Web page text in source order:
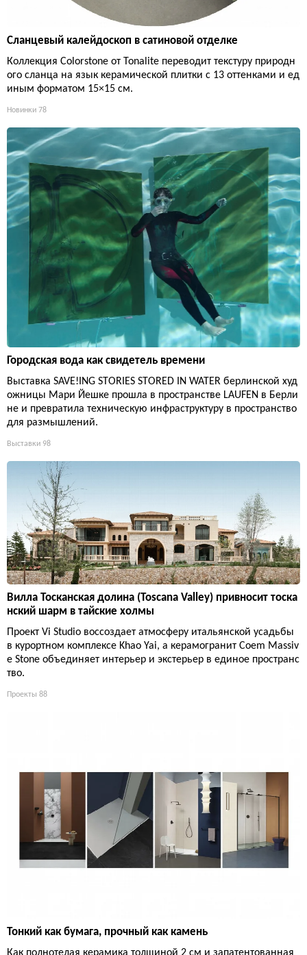
Сланцевый калейдоскоп в сатиновой отделке
Коллекция Colorstone от Tonalite переводит текстуру природн
ого сланца на язык керамической плитки с 13 оттенками и ед
иным форматом 15×15 см.
Новинки 78
Городская вода как свидетель времени
Выставка SAVE!ING STORIES STORED IN WATER берлинской худ
ожницы Мари Йешке прошла в пространстве LAUFEN в Берли
не и превратила техническую инфраструктуру в пространство
для размышлений.
Выставки 98
Вилла Тосканская долина (Toscana Valley) привносит тоска
нский шарм в тайские холмы
Проект Vi Studio воссоздает атмосферу итальянской усадьбы
в курортном комплексе Khao Yai, а керамогранит Coem Massiv
e Stone объединяет интерьер и экстерьер в единое пространс
тво.
Проекты 88
Тонкий как бумага, прочный как камень